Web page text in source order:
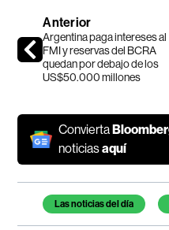
Anterior
Argentina paga intereses al
FMI y reservas del BCRA
quedan por debajo de los
US$50.000 millones
Convierta
noticiasaquí
Temas de este artículo
Las noticias del día